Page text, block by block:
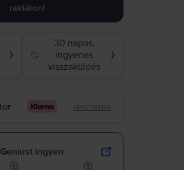
raktáron!
❯
30 napos,
ingyenes
visszaküldés
❯
részletek
ingyen